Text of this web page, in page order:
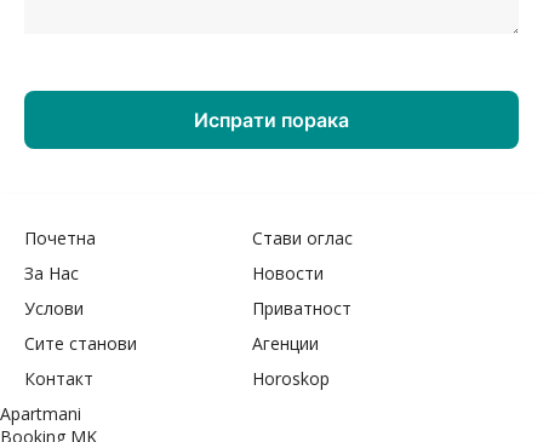
Почетна
Стави оглас
За Нас
Новости
Услови
Приватност
Сите станови
Агенции
Контакт
Horoskop
Apartmani
Booking MK